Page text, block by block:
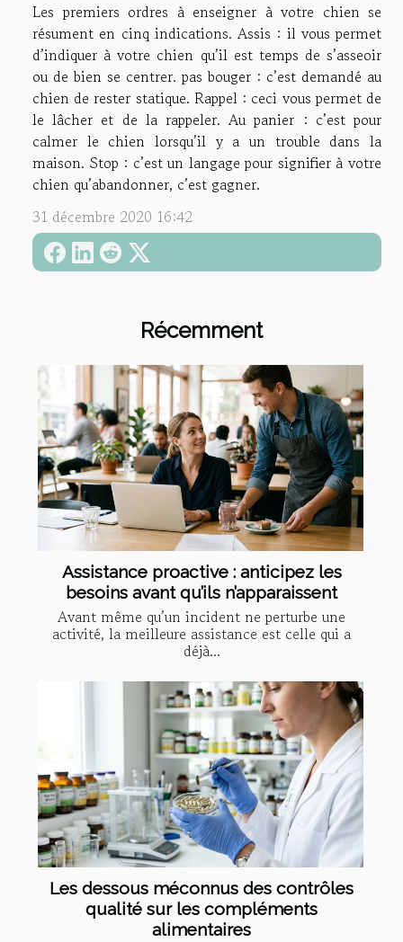
Récemment
Assistance proactive : anticipez les
besoins avant qu’ils n’apparaissent
Avant même qu’un incident ne perturbe une
activité, la meilleure assistance est celle qui a
déjà...
Les dessous méconnus des contrôles
qualité sur les compléments
alimentaires
Les premiers ordres à enseigner à votre chien se
résument en cinq indications. Assis : il vous permet
d’indiquer à votre chien qu’il est temps de s’asseoir
ou de bien se centrer. pas bouger : c’est demandé au
chien de rester statique. Rappel : ceci vous permet de
le lâcher et de la rappeler. Au panier : c’est pour
calmer le chien lorsqu’il y a un trouble dans la
maison. Stop : c’est un langage pour signifier à votre
chien qu’abandonner, c’est gagner.
31 décembre 2020 16:42